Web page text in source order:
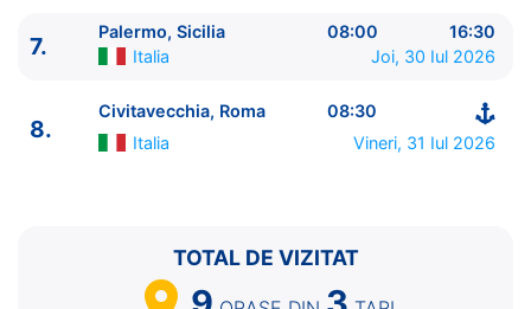
7.
Palermo, Sicilia 08:00
16:30
Italia
Joi, 30 Iul 2026
8.
Civitavecchia, Roma
08:30
Italia
Vineri, 31 Iul 2026
TOTAL DE VIZITAT